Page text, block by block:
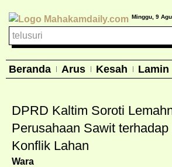
Minggu, 9
Beranda Arus Kesah Lamin
DPRD Kaltim Soroti
Perusahaan Sawit
Konflik Lahan
Wara